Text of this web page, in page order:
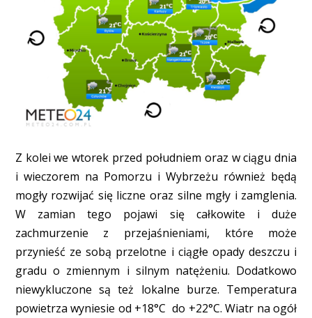
Z kolei we wtorek przed południem oraz w ciągu dnia
i wieczorem na Pomorzu i Wybrzeżu również będą
mogły rozwijać się liczne oraz silne mgły i zamglenia.
W zamian tego pojawi się całkowite i duże
zachmurzenie z przejaśnieniami, które może
przynieść ze sobą przelotne i ciągłe opady deszczu i
gradu o zmiennym i silnym natężeniu. Dodatkowo
niewykluczone są też lokalne burze. Temperatura
powietrza wyniesie od +18°C do +22°C. Wiatr na ogół